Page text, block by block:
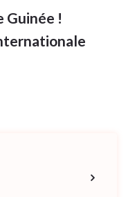
Guinée !